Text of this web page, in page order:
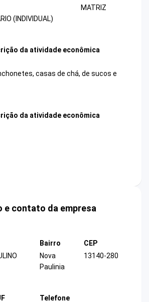
(INDIVIDUAL)
MATRIZ
da atividade econômica
casas de chá, de sucos e
da atividade econômica
e contato da empresa
Bairro
Nova
Paulinia
CEP
13140-280
Telefone